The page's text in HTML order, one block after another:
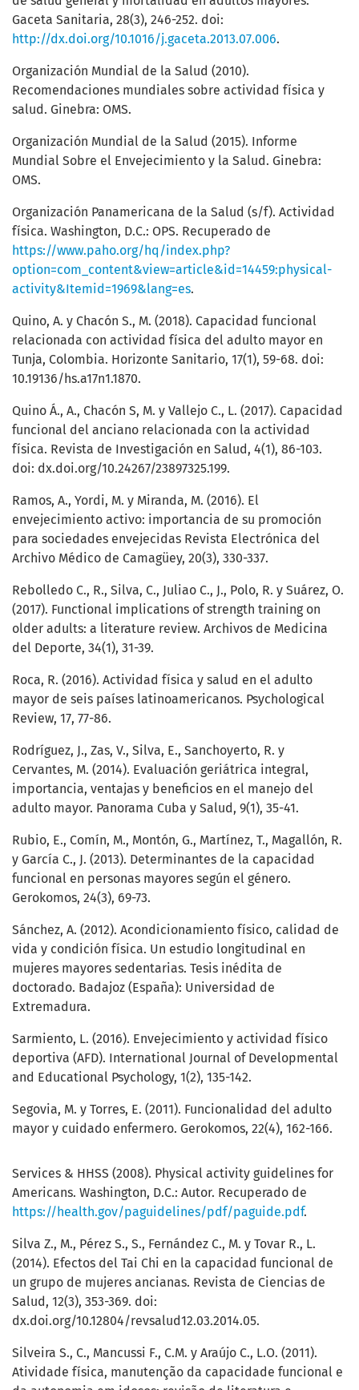
Gaceta Sanitaria, 28(3), 246-252. doi:
http://dx.doi.org/10.1016/j.gaceta.2013.07.006.
Organización Mundial de la Salud (2010).
Recomendaciones mundiales sobre actividad física y
salud. Ginebra: OMS.
Organización Mundial de la Salud (2015). Informe
Mundial Sobre el Envejecimiento y la Salud. Ginebra:
OMS.
Organización Panamericana de la Salud (s/f). Actividad
física. Washington, D.C.: OPS. Recuperado de
https://www.paho.org/hq/index.php?
option=com_content&view=article&id=14459:physical-
activity&Itemid=1969&lang=es.
Quino, A. y Chacón S., M. (2018). Capacidad funcional
relacionada con actividad física del adulto mayor en
Tunja, Colombia. Horizonte Sanitario, 17(1), 59-68. doi:
10.19136/hs.a17n1.1870.
Quino Á., A., Chacón S, M. y Vallejo C., L. (2017). Capacidad
funcional del anciano relacionada con la actividad
física. Revista de Investigación en Salud, 4(1), 86-103.
doi: dx.doi.org/10.24267/23897325.199.
Ramos, A., Yordi, M. y Miranda, M. (2016). El
envejecimiento activo: importancia de su promoción
para sociedades envejecidas Revista Electrónica del
Archivo Médico de Camagüey, 20(3), 330-337.
Rebolledo C., R., Silva, C., Juliao C., J., Polo, R. y Suárez, O.
(2017). Functional implications of strength training on
older adults: a literature review. Archivos de Medicina
del Deporte, 34(1), 31-39.
Roca, R. (2016). Actividad física y salud en el adulto
mayor de seis países latinoamericanos. Psychological
Review, 17, 77-86.
Rodríguez, J., Zas, V., Silva, E., Sanchoyerto, R. y
Cervantes, M. (2014). Evaluación geriátrica integral,
importancia, ventajas y beneficios en el manejo del
adulto mayor. Panorama Cuba y Salud, 9(1), 35-41.
Rubio, E., Comín, M., Montón, G., Martínez, T., Magallón, R.
y García C., J. (2013). Determinantes de la capacidad
funcional en personas mayores según el género.
Gerokomos, 24(3), 69-73.
Sánchez, A. (2012). Acondicionamiento físico, calidad de
vida y condición física. Un estudio longitudinal en
mujeres mayores sedentarias. Tesis inédita de
doctorado. Badajoz (España): Universidad de
Extremadura.
Sarmiento, L. (2016). Envejecimiento y actividad físico
deportiva (AFD). International Journal of Developmental
and Educational Psychology, 1(2), 135-142.
Segovia, M. y Torres, E. (2011). Funcionalidad del adulto
mayor y cuidado enfermero. Gerokomos, 22(4), 162-166.
Services & HHSS (2008). Physical activity guidelines for
Americans. Washington, D.C.: Autor. Recuperado de
https://health.gov/paguidelines/pdf/paguide.pdf.
Silva Z., M., Pérez S., S., Fernández C., M. y Tovar R., L.
(2014). Efectos del Tai Chi en la capacidad funcional de
un grupo de mujeres ancianas. Revista de Ciencias de
Salud, 12(3), 353-369. doi:
dx.doi.org/10.12804/revsalud12.03.2014.05.
Silveira S., C., Mancussi F., C.M. y Araújo C., L.O. (2011).
Atividade física, manutenção da capacidade funcional e